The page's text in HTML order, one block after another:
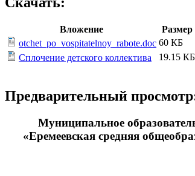
Вложение
Размер
otchet_po_vospitatelnoy_rabote.doc 60 КБ
Сплочение детского коллектива
19.15 КБ
Предварительный
Муниципальное
«Еремеевская средняя